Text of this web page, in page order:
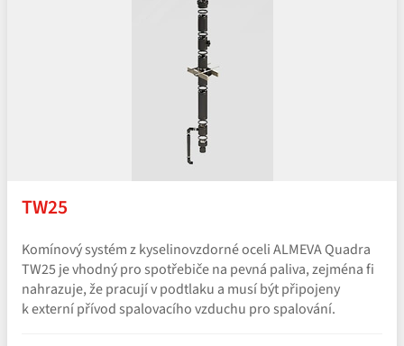
TW25
Komínový systém z kyselinovzdorné oceli ALMEVA Quadra
TW25 je vhodný pro spotřebiče na pevná paliva, zejména fi
nahrazuje, že pracují v podtlaku a musí být připojeny
k externí přívod spalovacího vzduchu pro spalování.